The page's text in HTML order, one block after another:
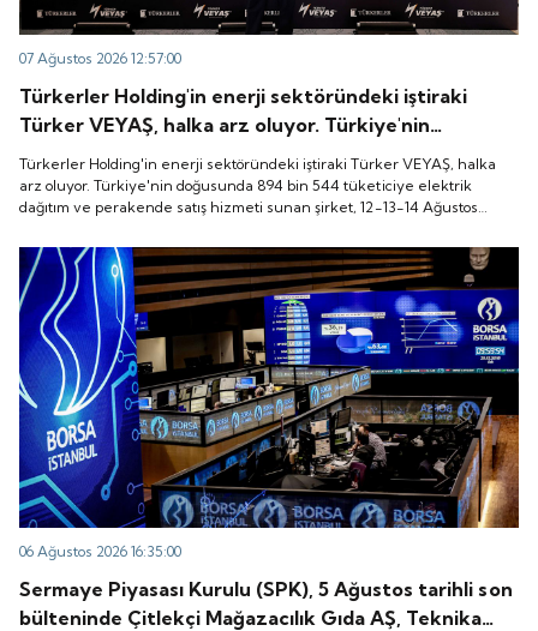
07 Ağustos 2026 12:57:00
Türkerler Holding'in enerji sektöründeki iştiraki
Türker VEYAŞ, halka arz oluyor. Türkiye'nin
doğusunda 894 bin 544 tüketiciye elektrik dağıtım
ve perakende satış hizmeti sunan şirket, 12-13-14
Ağustos tarihleri arasında pay başına 136 TL fiyatla
Türkerler Holding'in enerji sektöründeki iştiraki Türker VEYAŞ, halka
arz oluyor. Türkiye'nin doğusunda 894 bin 544 tüketiciye elektrik
dağıtım ve perakende satış hizmeti sunan şirket, 12-13-14 Ağustos
06 Ağustos 2026 16:35:00
Sermaye Piyasası Kurulu (SPK), 5 Ağustos tarihli son
bülteninde Çitlekçi Mağazacılık Gıda AŞ, Teknika